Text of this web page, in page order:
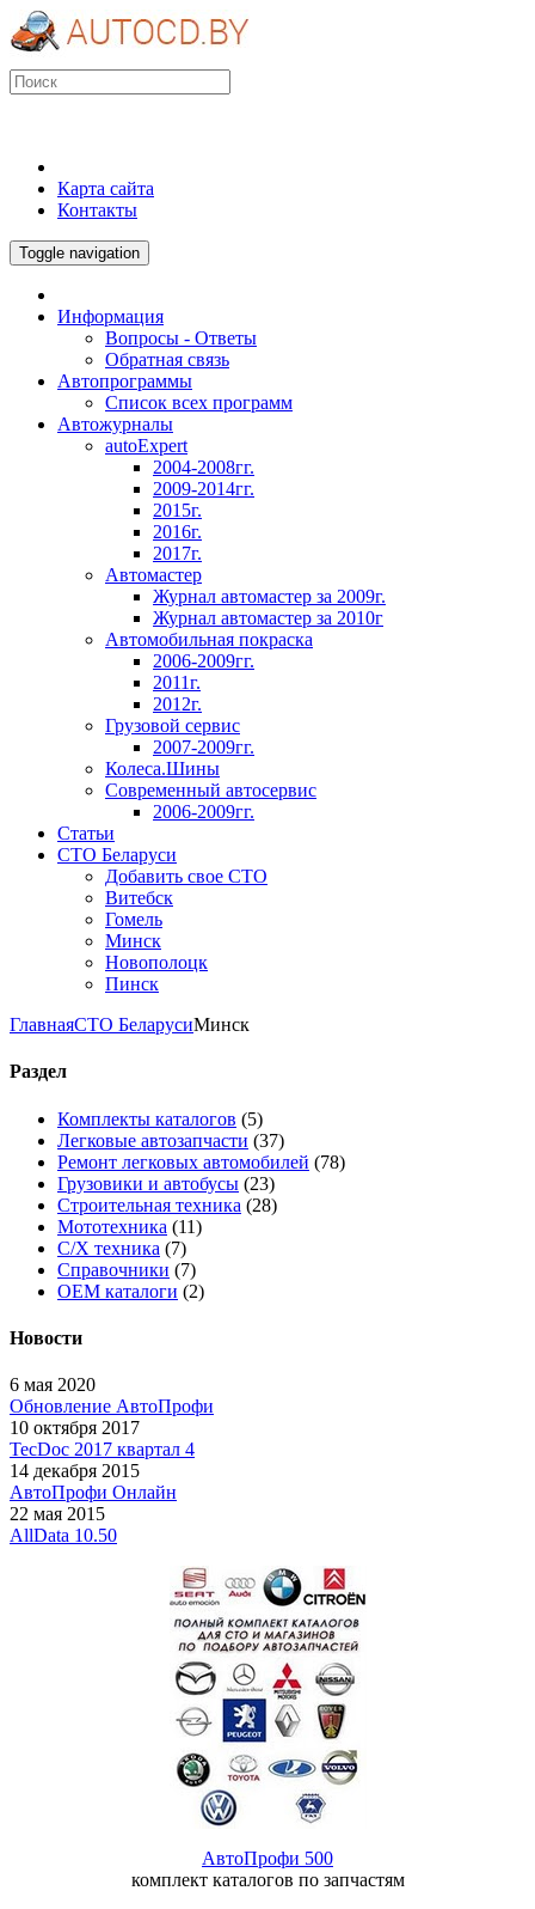
Карта сайта
Контакты
Toggle navigation
Информация
Вопросы - Ответы
Обратная связь
Автопрограммы
Список всех программ
Автожурналы
autoExpert
2004-2008гг.
2009-2014гг.
2015г.
2016г.
2017г.
Автомастер
Журнал автомастер за 2009г.
Журнал автомастер за 2010г
Автомобильная покраска
2006-2009гг.
2011г.
2012г.
Грузовой сервис
2007-2009гг.
Колеса.Шины
Современный автосервис
2006-2009гг.
Статьи
СТО Беларуси
Добавить свое СТО
Витебск
Гомель
Минск
Новополоцк
Пинск
ГлавнаяСТО БеларусиМинск
Раздел
Комплекты каталогов (5)
Легковые автозапчасти (37)
Ремонт легковых автомобилей (78)
Грузовики и автобусы (23)
Строительная техника (28)
Мототехника (11)
С/Х техника (7)
Справочники (7)
OEM каталоги (2)
Новости
6 мая 2020
Обновление АвтоПрофи
10 октября 2017
TecDoc 2017 квартал 4
14 декабря 2015
АвтоПрофи Онлайн
22 мая 2015
AllData 10.50
АвтоПрофи 500
комплект каталогов по запчастям